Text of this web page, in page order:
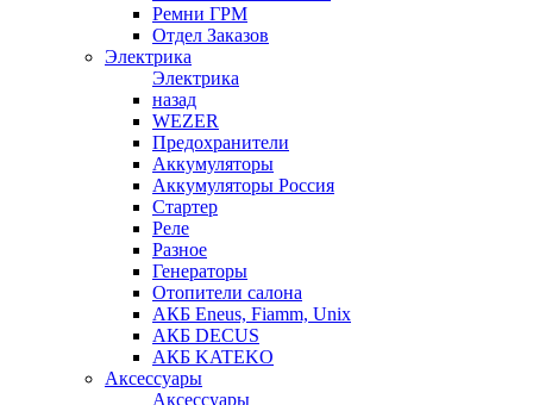
Ремни ГРМ
Отдел Заказов
Электрика
Электрика
назад
WEZER
Предохранители
Аккумуляторы
Аккумуляторы Россия
Стартер
Реле
Разное
Генераторы
Отопители салона
АКБ Eneus, Fiamm, Unix
АКБ DECUS
АКБ KATEKO
Аксессуары
Аксессуары